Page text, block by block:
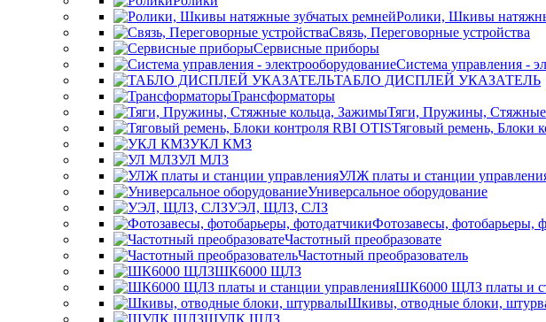
Ролики, Шкивы
Связь, Переговорные устройства
Сервисные приборы
Система управления -
ТАБЛО ДИСПЛЕЙ УКАЗАТЕЛЬ
Трансформаторы
Тяги, Пружины,
Тяговый ремень, Блоки
УКЛ КМЗ
УЛ МЛЗ
УЛЖ платы и станции
Универсальное оборудование
УЭЛ, ЩЛЗ, СЛЗ
Фотозавесы, фотобарьеры,
Частотный преобразовате
Частотный преобразователь
ШК6000 ЩЛЗ
ШК6000 ЩЛЗ платы и
Шкивы, отводные блоки,
ШУЛК ЩЛЗ